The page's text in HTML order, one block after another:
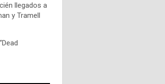
llegados a
y Tramell